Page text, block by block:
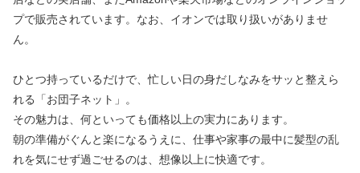
プで販売されています。なお、イオンでは取り扱いがありませ
ん。
ひとつ持っているだけで、忙しい日の身だしなみをサッと整えら
れる「お団子ネット」。
その魅力は、何といっても価格以上の実力にあります。
朝の準備がぐんと楽になるうえに、仕事や家事の最中に髪型の乱
れを気にせず過ごせるのは、想像以上に快適です。